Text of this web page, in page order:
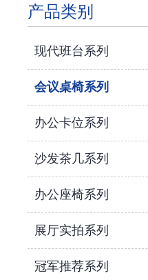
产品类别
现代班台系列
会议桌椅系列
办公卡位系列
沙发茶几系列
办公座椅系列
展厅实拍系列
冠军推荐系列